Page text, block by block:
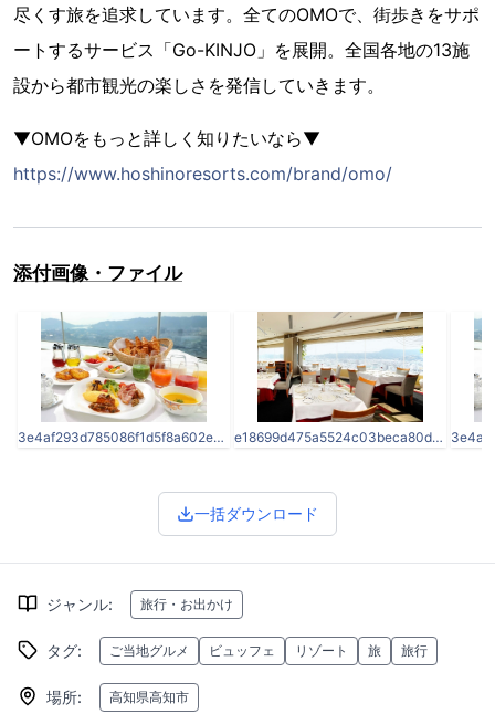
尽くす旅を追求しています。全てのOMOで、街歩きをサポ
ートするサービス「Go-KINJO」を展開。全国各地の13施
設から都市観光の楽しさを発信していきます。
▼OMOをもっと詳しく知りたいなら▼
https://www.hoshinoresorts.com/brand/omo/
添付画像・ファイル
3e4af293d785086f1d5f8a602edb73d0.jpg e18699d475a5524c03beca80d8d8c5a1-1.jpg
一括ダウンロード
ジャンル: 旅行・お出かけ
タグ: ご当地グルメ ビュッフェ リゾート 旅 旅行
場所: 高知県高知市